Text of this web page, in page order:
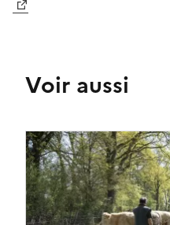
Voir aussi